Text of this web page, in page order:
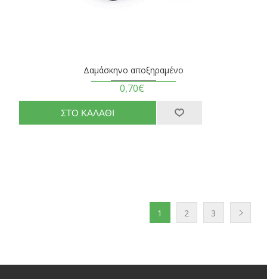
Δαμάσκηνο αποξηραμένο
0,70€
1 2 3